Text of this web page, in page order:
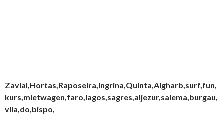
Zavial,Hortas,Raposeira,Ingrina,Quinta,Algharb,surf,fun,
kurs,mietwagen,faro,lagos,sagres,aljezur,salema,burgau,
vila,do,bispo,